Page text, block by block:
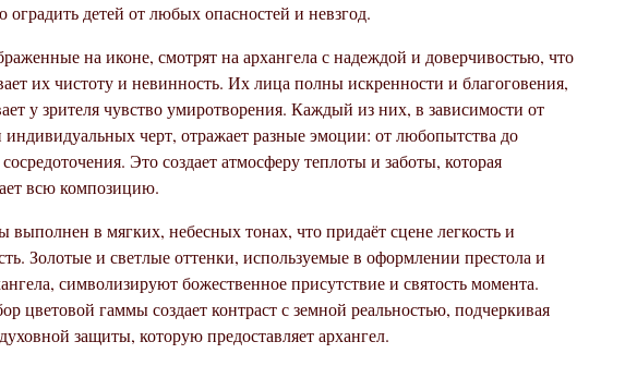
оградить детей от любых опасностей и невзгод.
на иконе, смотрят на архангела с надеждой и доверчивостью, что
их чистоту и невинность. Их лица полны искренности и благоговения,
у зрителя чувство умиротворения. Каждый из них, в зависимости от
индивидуальных черт, отражает разные эмоции: от любопытства до
Это создает атмосферу теплоты и заботы, которая
всю композицию.
в мягких, небесных тонах, что придаёт сцене легкость и
Золотые и светлые оттенки, используемые в оформлении престола и
символизируют божественное присутствие и святость момента.
цветовой гаммы создает контраст с земной реальностью, подчеркивая
защиты, которую предоставляет архангел.